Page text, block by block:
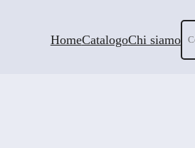
HomeCatalogoChi siamo